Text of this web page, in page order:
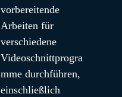
vorbereitende
Arbeiten für
verschiedene
Videoschnittprogra
mme durchführen,
einschließlich